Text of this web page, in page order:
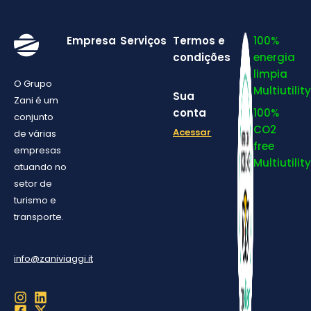
O Grupo
Zani é um
conjunto
de várias
empresas
atuando no
setor de
turismo e
transporte.
info@zaniviaggi.it
Empresa Serviços Termos e
condições
Sua
conta
Acessar
100%
energia
limpia
Multiutility
100%
CO2
free
Multiutility